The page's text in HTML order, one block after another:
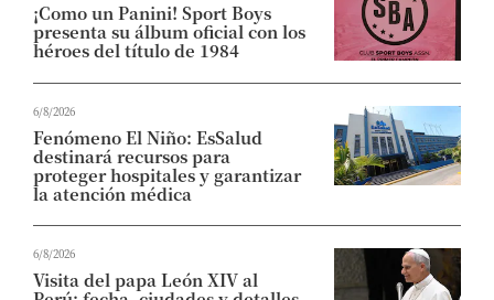
¡Como un Panini! Sport Boys
presenta su álbum oficial con los
héroes del título de 1984
6/8/2026
Fenómeno El Niño: EsSalud
destinará recursos para
proteger hospitales y garantizar
la atención médica
6/8/2026
Visita del papa León XIV al